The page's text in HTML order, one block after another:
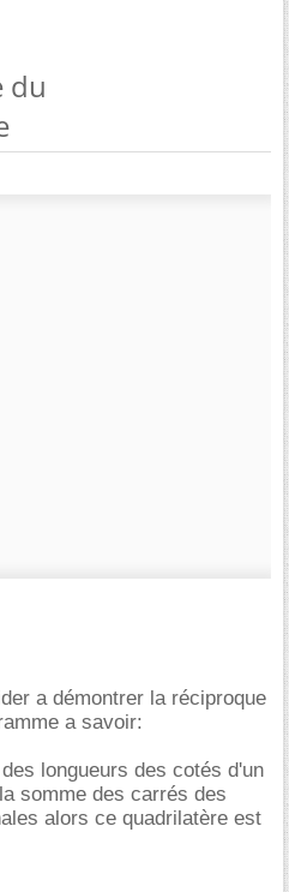
du
a démontrer la réciproque
a savoir:
longueurs des cotés d'un
somme des carrés des
alors ce quadrilatère est